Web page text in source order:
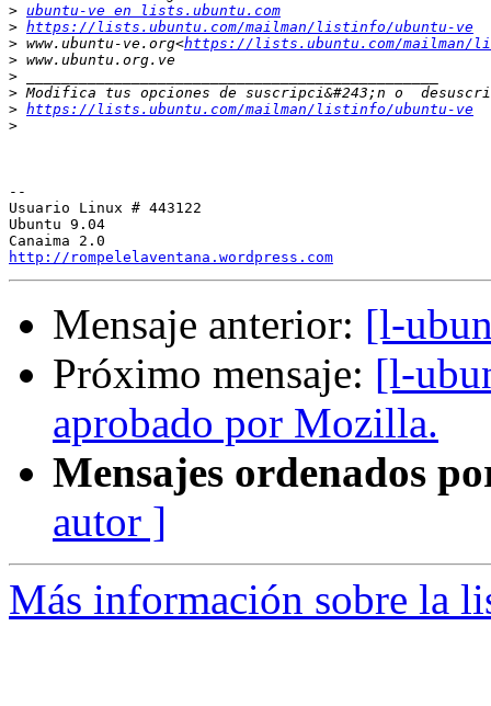
> ubuntu-ve en lists.ubuntu.com
> https://lists.ubuntu.com/mailman/listinfo/ubuntu-ve
> www.ubuntu-ve.org<https://lists.ubuntu.com/mailman/
>
>
>
> https://lists.ubuntu.com/mailman/listinfo/ubuntu-ve
>
--
Usuario Linux # 443122
Ubuntu 9.04
http://rompelelaventana.wordpress.com
Mensaje anterior: [l-
Próximo mensaje: [l-
aprobado por Mozilla.
Mensajes ordenados
autor ]
Más información sobre la